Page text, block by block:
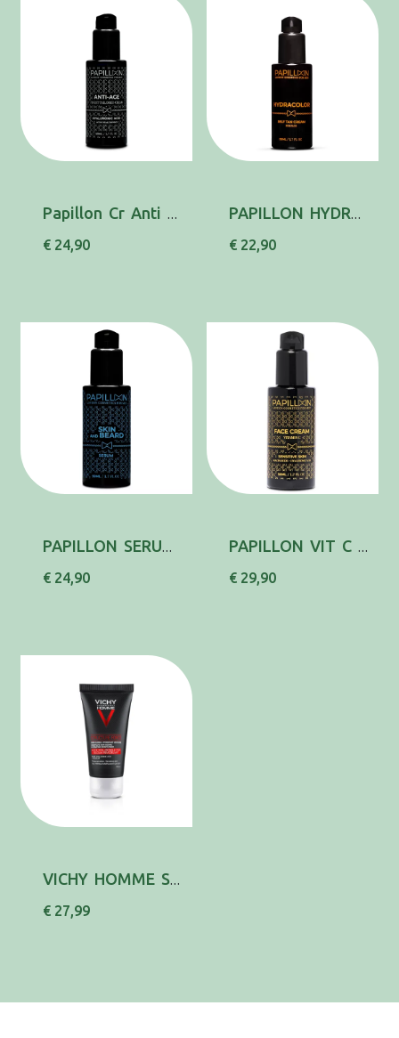
Papillon Cr Anti Age Hialu 30ml
€ 24,90
PAPILLON HYDRACOL CR AUTOBRONZE FACE 30ML
€ 22,90
PAPILLON SERUM BARBA/PELE 50ML
€ 24,90
PAPILLON VIT C CR ROSTO 50ML
€ 29,90
VICHY HOMME STRUCTURE FORCE 50ML
€ 27,99